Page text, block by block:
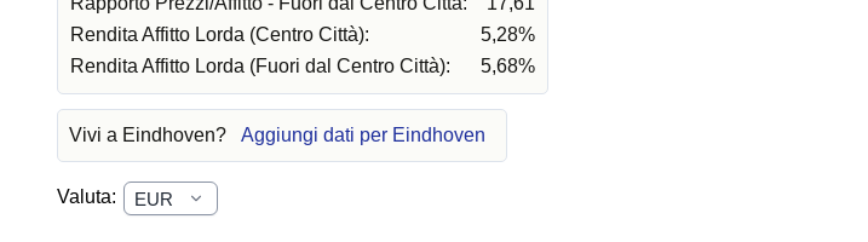
Rendita Affitto Lorda (Centro Città):
5,28%
Rendita Affitto Lorda (Fuori dal Centro Città):
5,68%
Vivi a Eindhoven? Aggiungi dati per Eindhoven
Valuta: